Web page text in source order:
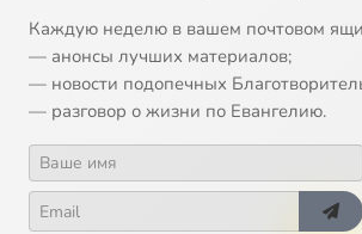
Каждую неделю в вашем почтовом
— анонсы лучших материалов;
— новости подопечных
— разговор о жизни по Евангелию.